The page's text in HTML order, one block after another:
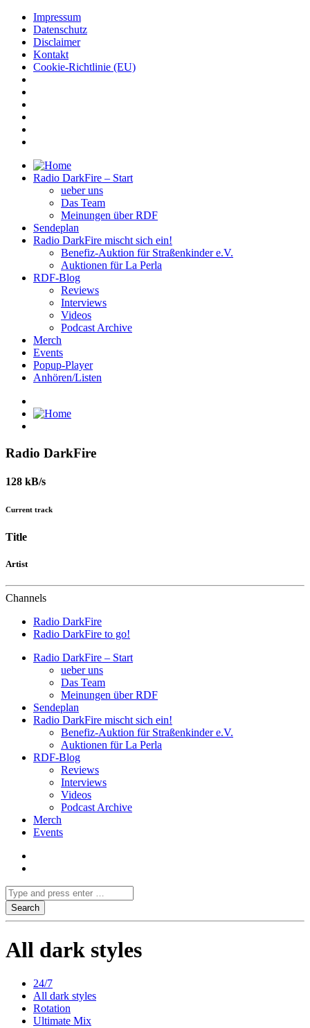
Impressum
Datenschutz
Disclaimer
Kontakt
Cookie-Richtlinie (EU)
Radio DarkFire – Start
ueber uns
Das Team
Meinungen über RDF
Sendeplan
Radio DarkFire mischt sich ein!
Benefiz-Auktion für Straßenkinder e.V.
Auktionen für La Perla
RDF-Blog
Reviews
Interviews
Videos
Podcast Archive
Merch
Events
Popup-Player
Anhören/Listen
Radio DarkFire
128 kB/s
Current track
Title
Artist
Channels
Radio DarkFire
Radio DarkFire to go!
Radio DarkFire – Start
ueber uns
Das Team
Meinungen über RDF
Sendeplan
Radio DarkFire mischt sich ein!
Benefiz-Auktion für Straßenkinder e.V.
Auktionen für La Perla
RDF-Blog
Reviews
Interviews
Videos
Podcast Archive
Merch
Events
All dark styles
24/7
All dark styles
Rotation
Ultimate Mix